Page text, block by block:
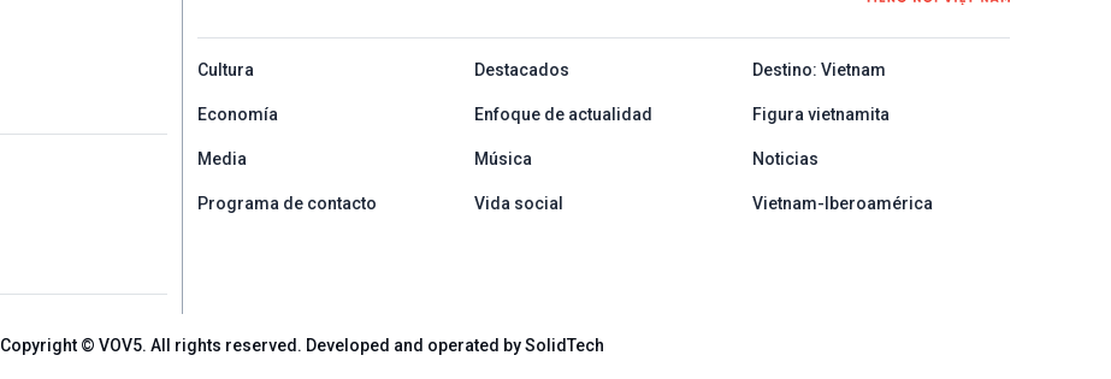
menu footer tiếng Tây ban nha
Cultura Destacados Destino: Vietnam
Economía Enfoque de actualidad Figura vietnamita
Media Música Noticias
Programa de contacto Vida social Vietnam-Iberoamérica
Copyright © VOV5. All rights reserved. Developed and operated by SolidTech